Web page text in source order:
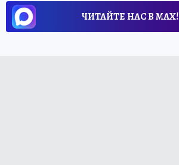
ЧИТАЙТЕ НАС В МАХ!